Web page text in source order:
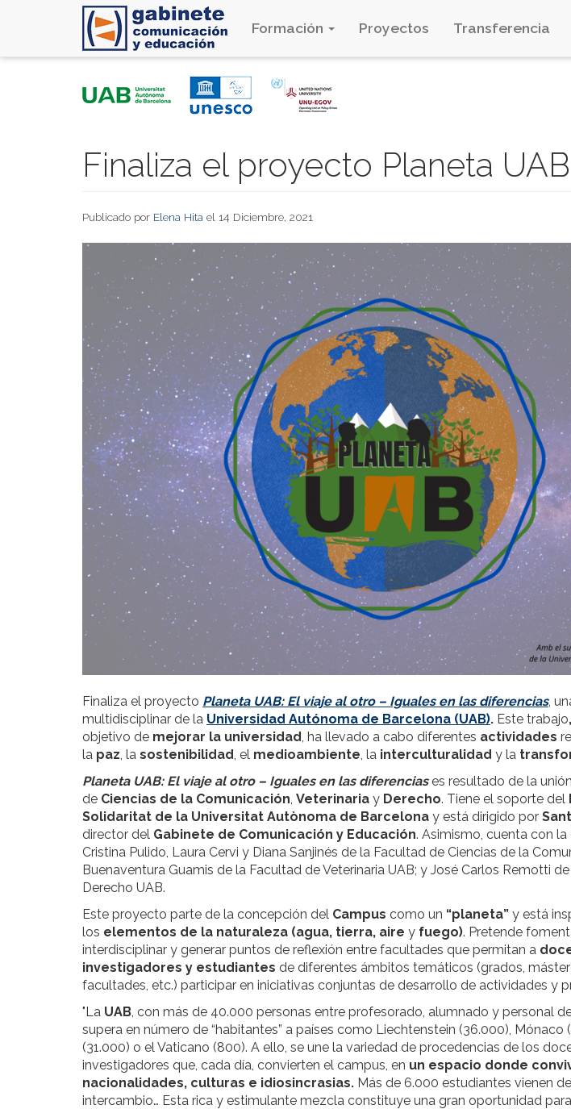
Formación Proyectos Transferencia
Finaliza el proyecto Planeta UAB
Publicado por Elena Hita el 14 Diciembre, 2021
Finaliza el proyecto Planeta UAB: El viaje al otro – Iguales en las diferencias,
multidisciplinar de la Universidad Autónoma de Barcelona (UAB). Este trabajo,
objetivo de mejorar la universidad, ha llevado a cabo diferentes actividades
la paz, la sostenibilidad, el medioambiente, la interculturalidad y la
Planeta UAB: El viaje al otro – Iguales en las diferenciases resultado de la
de Ciencias de la Comunicación, Veterinaria y Derecho. Tiene el soporte del
Solidaritat de la Universitat Autònoma de Barcelona y está dirigido por
director del Gabinete de Comunicación y Educación. Asimismo, cuenta con
Cristina Pulido, Laura Cervi y Diana Sanjinés de la Facultad de Ciencias de la
Buenaventura Guamis de la Facultad de Veterinaria UAB; y José Carlos Remotti
Derecho UAB.
Este proyecto parte de la concepción del Campus como un “planeta” y está
los elementos de la naturaleza (agua, tierra, aire y fuego). Pretende
interdisciplinar y generar puntos de reflexión entre facultades que permitan a
investigadores y estudiantes de diferentes ámbitos temáticos (grados,
facultades, etc.) participar en iniciativas conjuntas de desarrollo de actividades y
"La UAB, con más de 40.000 personas entre profesorado, alumnado y personal
supera en número de “habitantes” a países como Liechtenstein (36.000), Mónaco
(31.000) o el Vaticano (800). A ello, se une la variedad de procedencias de los
investigadores que, cada día, convierten el campus, en un espacio donde
nacionalidades, culturas e idiosincrasias. Más de 6.000 estudiantes vienen
intercambio… Esta rica y estimulante mezcla constituye una gran oportunidad